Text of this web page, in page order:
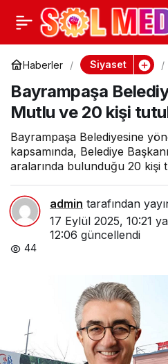
Haberler Siyaset
Bayrampaşa
Mutlu ve 20 kişi
Bayrampaşa Belediyesine
kapsamında, Belediye
aralarında bulunduğu 20 kişi
admin tarafından
17 Eylül 2025, 10:21
12:06 güncellendi
44
Özgür Özel’den
Bahçelievler çağrısı: ‘Bu
meydanlar demokrasiyi
getirecek’